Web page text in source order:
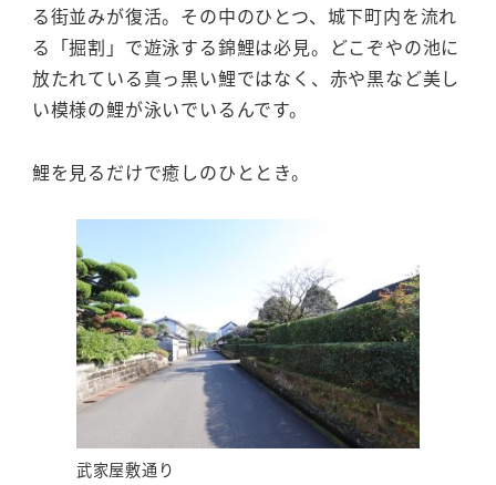
る街並みが復活。その中のひとつ、城下町内を流れ
る「掘割」で遊泳する錦鯉は必見。どこぞやの池に
放たれている真っ黒い鯉ではなく、赤や黒など美し
い模様の鯉が泳いでいるんです。
鯉を見るだけで癒しのひととき。
武家屋敷通り